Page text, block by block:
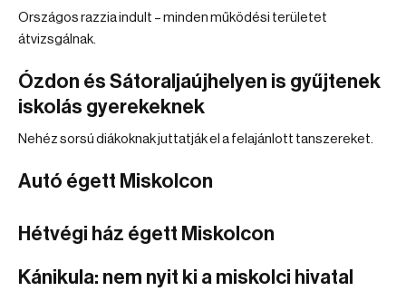
Országos razzia indult – minden működési területet
átvizsgálnak.
Ózdon és Sátoraljaújhelyen is gyűjtenek
iskolás gyerekeknek
Nehéz sorsú diákoknak juttatják el a felajánlott tanszereket.
Autó égett Miskolcon
Hétvégi ház égett Miskolcon
Kánikula: nem nyit ki a miskolci hivatal